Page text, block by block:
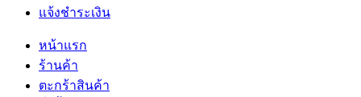
แจ้งชำระเงิน
หน้าแรก
ร้านค้า
ตะกร้าสินค้า